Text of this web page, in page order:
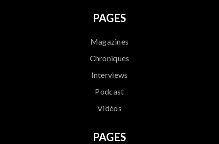
PAGES
Magazines
Chroniques
Interviews
Podcast
Vidéos
PAGES